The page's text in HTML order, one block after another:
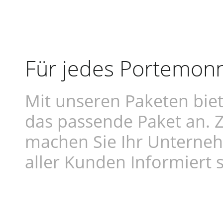
Für jedes
Mit unseren Paketen
das passende Paket an.
machen Sie Ihr
aller Kunden Informiert